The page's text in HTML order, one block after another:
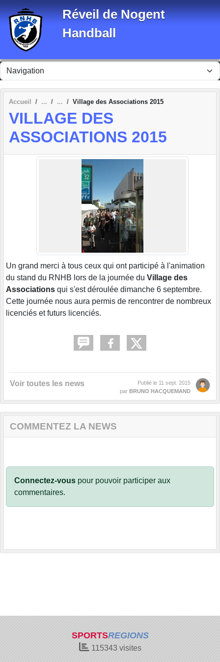
Réveil de Nogent
Handball
Accueil Village des Associations 2015
VILLAGE DES
ASSOCIATIONS 2015
Un grand merci à tous ceux qui ont participé à l'animation
du stand du RNHB lors de la journée du Village des
Associations qui s'est déroulée dimanche 6 septembre.
Cette journée nous aura permis de rencontrer de nombreux
licenciés et futurs licenciés.
Voir toutes les news Publié le 11 sept. 2015
par BRUNO HACQUEMAND
COMMENTEZ LA NEWS
Connectez-vous pour pouvoir participer aux
commentaires.
SPORTSREGIONS
115343 visites